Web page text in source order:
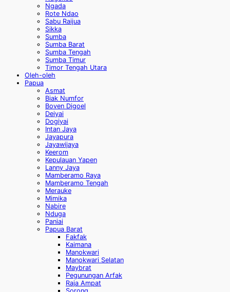
Ngada
Rote Ndao
Sabu Raijua
Sikka
Sumba
Sumba Barat
Sumba Tengah
Sumba Timur
Timor Tengah Utara
Oleh-oleh
Papua
Asmat
Biak Numfor
Boven Digoel
Deiyai
Dogiyai
Intan Jaya
Jayapura
Jayawijaya
Keerom
Kepulauan Yapen
Lanny Jaya
Mamberamo Raya
Mamberamo Tengah
Merauke
Mimika
Nabire
Nduga
Paniai
Papua Barat
Fakfak
Kaimana
Manokwari
Manokwari Selatan
Maybrat
Pegunungan Arfak
Raja Ampat